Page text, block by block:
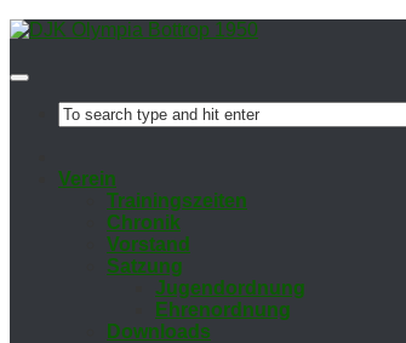
Ver­ein
Trai­nings­zei­ten
Chro­nik
Vor­stand
Sat­zung
Ju­gend­ord­nung
Eh­ren­ord­nung
Down­loads